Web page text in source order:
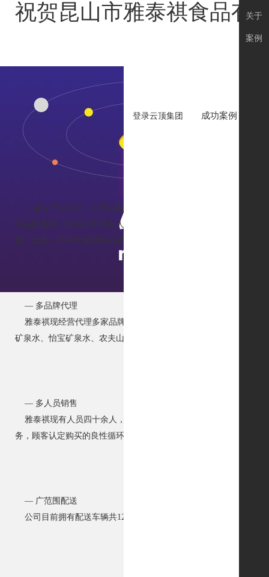
祝贺昆山市雅泰祺食品有
登录云顶集团 成功案例
祝贺昆山市
，成立于2005年，公司注册资金为伍佰万元，年销售额上亿元，
等品牌系列。目前公司共有人员四十余人，其中销售人员二十三人
库，以及一千平方米的办公楼一幢，座落于昆山市长江北路637-1。
— 多品牌代理
雅泰祺现经营代理多家品牌的产品：达利园饮料、浙江果然饮料
矿泉水、怡宝矿泉水、农夫山泉矿泉水、东鹏特饮、红牛维生素功
— 多人员销售
雅泰祺现有人员四十余人，其中销售人员有二三十人，为饮料的
务，顾客认定购买的良性循环。
— 广范围配送
公司目前拥有配送车辆共12辆，配送范围覆及整个昆山及各大乡
关于
案例